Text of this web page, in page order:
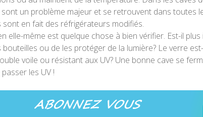
un problème majeur et se retrouvent dans toutes
sont en fait des réfrigérateurs modifiés.
elle-même est quelque chose à bien vérifier. Est-il
bouteilles ou de les protéger de la lumière? Le verre
voile ou résistant aux UV? Une bonne cave se
les UV !